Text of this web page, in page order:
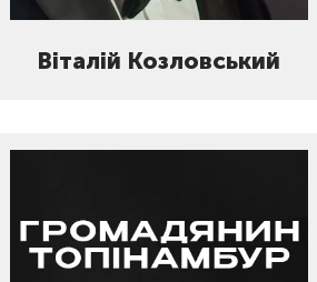
Віталій Козловський